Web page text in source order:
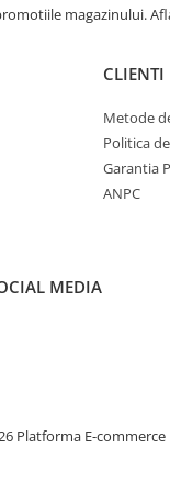
magazinului.
CLIENTI
Metode
Politica
Garantia
ANPC
MEDIA
Platforma E-commerce